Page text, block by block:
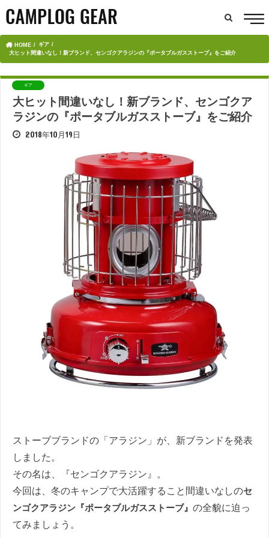
HOME
ギア
大ヒット間違いなし！新ブランド、センゴクアラジンの『ポータブルガスストーブ』をご紹介
ギア
大ヒット間違いなし！新ブランド、センゴクア
ラジンの『ポータブルガスストーブ』をご紹介
2018年10月19日
ストーブブランドの「アラジン」が、新ブランドを発表
しました。
その名は、『センゴクアラジン』。
今回は、冬のキャンプで大活躍すること間違いなしのセ
ンゴクアラジン『ポータブルガスストーブ』 の全貌に迫っ
てみましょう。